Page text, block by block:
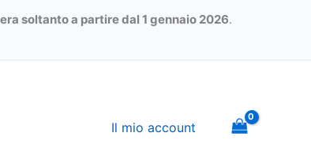
soltanto a partire dal 1 gennaio 2026.
Il mio account